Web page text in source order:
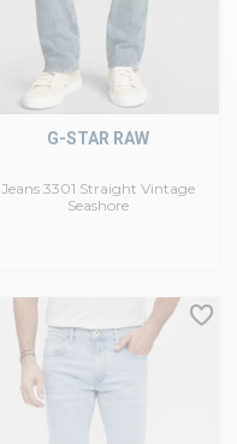
Jeans 3301 Straight Vintage
Seashore
G-STAR RAW